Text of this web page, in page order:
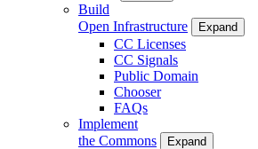
Build
Open Infrastructure
Expand
CC Licenses
CC Signals
Public Domain
Chooser
FAQs
Implement
the Commons
Expand